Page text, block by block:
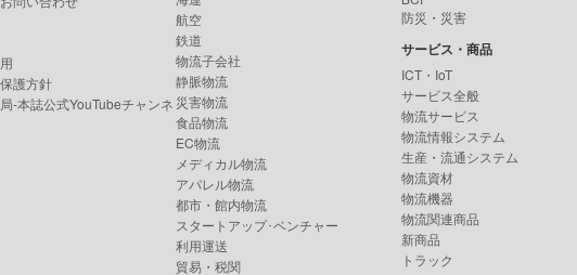
護方針
-本誌公式YouTubeチャンネ
航空
鉄道
物流子会社
静脈物流
災害物流
食品物流
EC物流
メディカル物流
アパレル物流
都市・館内物流
スタートアップ･ベンチャー
利用運送
貿易・税関
防災・災害
サービス・商品
ICT・IoT
サービス全般
物流サービス
物流情報システム
生産・流通システム
物流資材
物流機器
物流関連商品
新商品
トラック